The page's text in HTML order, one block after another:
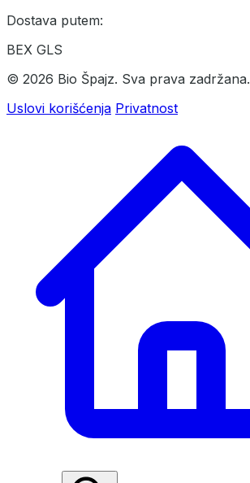
Dostava putem:
BEX GLS
© 2026 Bio Špajz. Sva prava zadržana.
Uslovi korišćenja Privatnost